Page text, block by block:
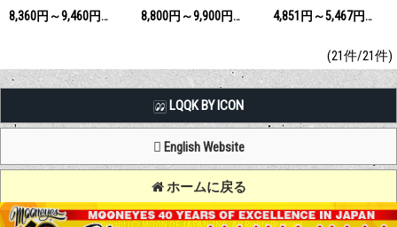
ィー
8,360円～9,460円
(税込) 8,800円～9,900円
(税込) 4,851円～5,467円
(税込)
(21件/21件)
LQQK BY ICON
English Website
ホームに戻る
Copyright (C) MOON OF JAPAN, INC. All Rights Reserved.